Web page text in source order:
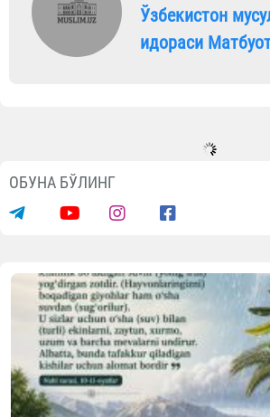
Ўзбекистон
идораси
ОБУНА БЎЛИНГ